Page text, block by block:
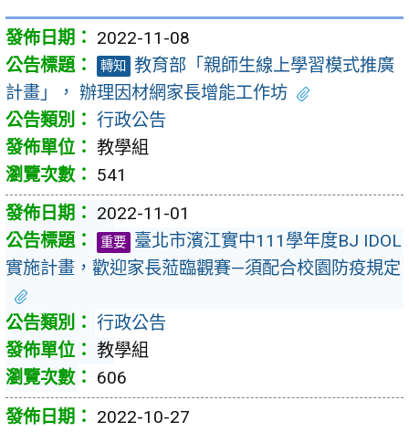
2022-11-08
轉知
教育部「親師生線上學習模式推廣
計畫」， 辦理因材網家長增能工作坊
行政公告
教學組
541
2022-11-01
重要 臺北市濱江實中111學年度BJ IDOL
實施計畫，歡迎家長蒞臨觀賽—須配合校園防疫規定
行政公告
教學組
606
2022-10-27